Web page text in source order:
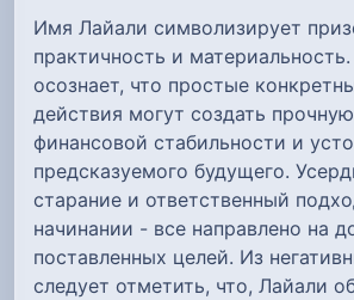
Имя Лайали символизирует
практичность и
осознает, что простые
действия могут создать
финансовой стабильности и
предсказуемого будущего.
старание и ответственный
начинании - все направлено на
поставленных целей. Из
следует отметить, что, Лайали